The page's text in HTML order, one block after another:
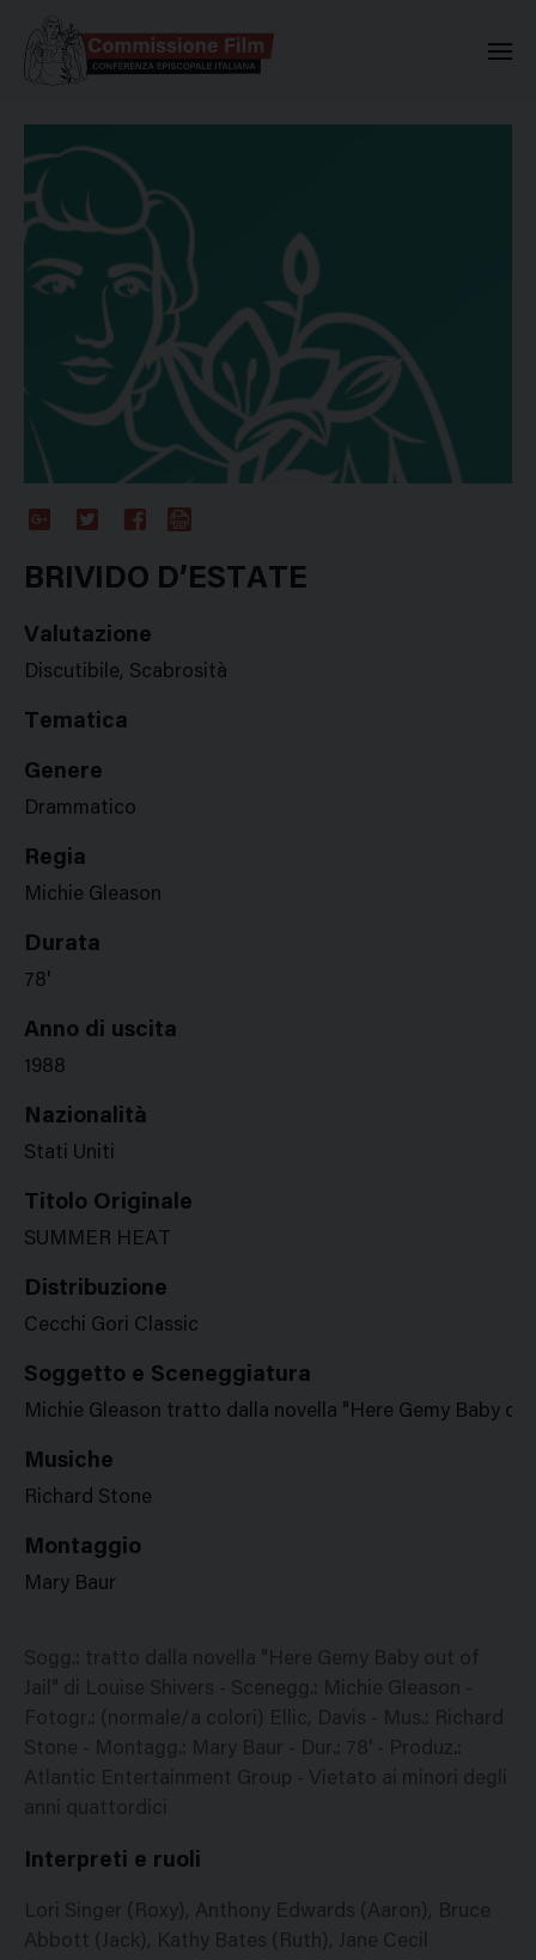
Plus
BRIVIDO D’ESTATE
Valutazione
Discutibile, Scabrosità
Tematica
Genere
Drammatico
Regia
Michie Gleason
Durata
78'
Anno di uscita
1988
Nazionalità
Stati Uniti
Titolo Originale
SUMMER HEAT
Distribuzione
Cecchi Gori Classic
Soggetto e Sceneggiatura
Michie Gleason tratto dalla novella "Here Gemy Baby
Musiche
Richard Stone
Montaggio
Mary Baur
Sogg.: tratto dalla novella "Here Gemy Baby out of
Jail" di Louise Shivers - Scenegg.: Michie Gleason -
Fotogr.: (normale/a colori) Ellic, Davis - Mus.: Richard
Stone - Montagg.: Mary Baur - Dur.: 78' - Produz.:
Atlantic Entertainment Group - Vietato ai minori degli
anni quattordici
Interpreti e ruoli
Lori Singer (Roxy), Anthony Edwards (Aaron), Bruce
Abbott (Jack), Kathy Bates (Ruth), Jane Cecil